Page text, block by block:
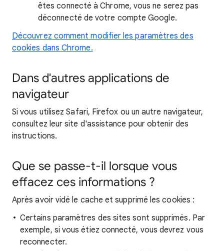
êtes connecté à Chrome, vous ne serez pas
déconnecté de votre compte Google.
Découvrez comment modifier les paramètres des
cookies dans Chrome.
Dans d'autres applications de
navigateur
Si vous utilisez Safari, Firefox ou un autre navigateur,
consultez leur site d'assistance pour obtenir des
instructions.
Que se passe-t-il lorsque vous
effacez ces informations ?
Après avoir vidé le cache et supprimé les cookies :
Certains paramètres des sites sont supprimés. Par
exemple, si vous étiez connecté, vous devrez vous
reconnecter.